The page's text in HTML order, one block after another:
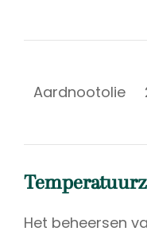
Aardnootolie
Het beheersen